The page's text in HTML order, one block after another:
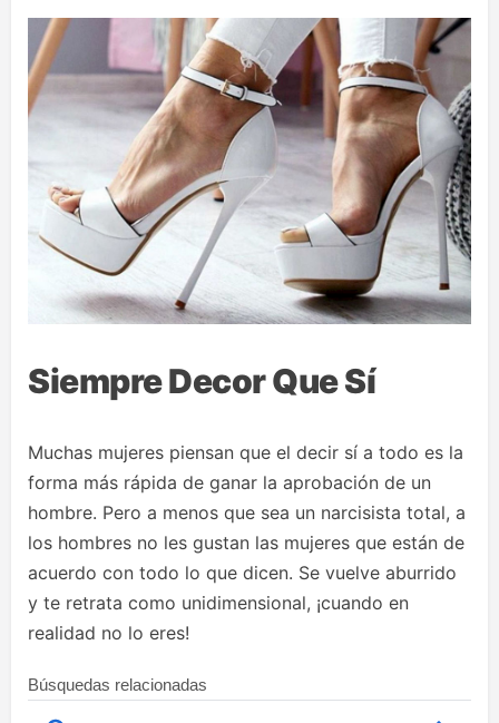
Siempre Decor Que Sí
Muchas mujeres piensan que el decir sí a todo es la
forma más rápida de ganar la aprobación de un
hombre. Pero a menos que sea un narcisista total, a
los hombres no les gustan las mujeres que están de
acuerdo con todo lo que dicen. Se vuelve aburrido
y te retrata como unidimensional, ¡cuando en
realidad no lo eres!